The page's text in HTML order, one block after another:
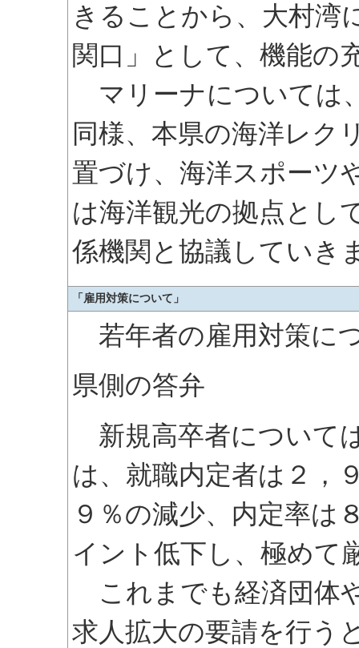
きることから、大村湾
関口」として、機能の
マリーナについては
同様、本県の海洋レク
置づけ、海洋スポーツ
は海洋観光の拠点とし
係機関と協議していき
「雇用対策について」
若年者の雇用対策に
県側の答弁
新規高卒者について
は、就職内定者は２，
９％の減少、内定率は
イント低下し、極めて
これまでも経済団体
求人拡大の要請を行う